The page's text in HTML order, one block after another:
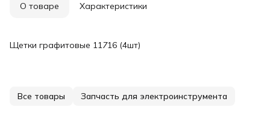
О товаре Характеристики
Щетки графитовые 11716 (4шт)
Все товары Запчасть для электроинструмента